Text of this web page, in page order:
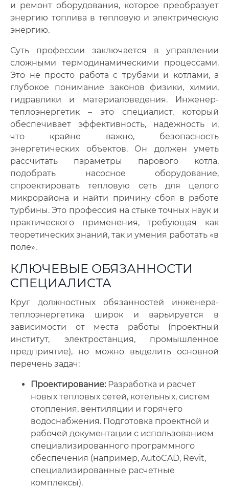
и ремонт оборудования, которое преобразует
энергию топлива в тепловую и электрическую
энергию.
Суть профессии заключается в управлении
сложными термодинамическими процессами.
Это не просто работа с трубами и котлами, а
глубокое понимание законов физики, химии,
гидравлики и материаловедения. Инженер-
теплоэнергетик – это специалист, который
обеспечивает эффективность, надежность и,
что крайне важно, безопасность
энергетических объектов. Он должен уметь
рассчитать параметры парового котла,
подобрать насосное оборудование,
спроектировать тепловую сеть для целого
микрорайона и найти причину сбоя в работе
турбины. Это профессия на стыке точных наук и
практического применения, требующая как
теоретических знаний, так и умения работать «в
поле».
КЛЮЧЕВЫЕ ОБЯЗАННОСТИ
СПЕЦИАЛИСТА
Круг должностных обязанностей инженера-
теплоэнергетика широк и варьируется в
зависимости от места работы (проектный
институт, электростанция, промышленное
предприятие), но можно выделить основной
перечень задач:
Проектирование:Разработка и расчет
новых тепловых сетей, котельных, систем
отопления, вентиляции и горячего
водоснабжения. Подготовка проектной и
рабочей документации с использованием
специализированного программного
обеспечения (например, AutoCAD, Revit,
специализированные расчетные
комплексы).